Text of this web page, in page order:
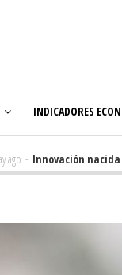
INDICADORES
- Innovación nacida en